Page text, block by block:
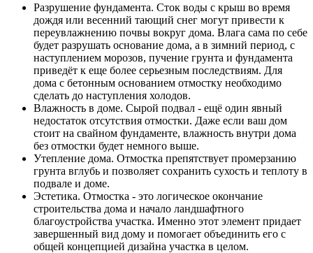
Разрушение фундамента. Сток воды с крыш во время
дождя или весенний тающий снег могут привести к
переувлажнению почвы вокруг дома. Влага сама по себе
будет разрушать основание дома, а в зимний период, с
наступлением морозов, пучение грунта и фундамента
приведёт к еще более серьезным последствиям. Для
дома с бетонным основанием отмостку необходимо
сделать до наступления холодов.
Влажность в доме. Сырой подвал - ещё один явный
недостаток отсутствия отмостки. Даже если ваш дом
стоит на свайном фундаменте, влажность внутри дома
без отмостки будет немного выше.
Утепление дома. Отмостка препятствует промерзанию
грунта вглубь и позволяет сохранить сухость и теплоту в
подвале и доме.
Эстетика. Отмостка - это логическое окончание
строительства дома и начало ландшафтного
благоустройства участка. Именно этот элемент придает
завершенный вид дому и помогает объединить его с
общей концепцией дизайна участка в целом.